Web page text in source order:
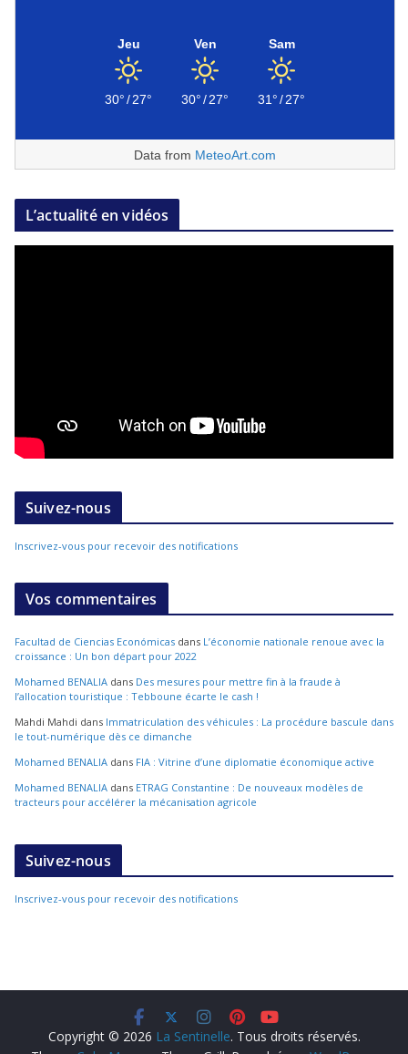
Jeu
30°/27°
Ven
30°/27°
Sam
31°/27°
Data from MeteoArt.com
L’actualité en vidéos
Suivez-nous
Inscrivez-vous pour recevoir des notifications
Vos commentaires
Facultad de Ciencias Económicas dans L’économie nationale renoue avec la
croissance : Un bon départ pour 2022
Mohamed BENALIA dans Des mesures pour mettre fin à la fraude à
l’allocation touristique : Tebboune écarte le cash !
Mahdi Mahdi dans Immatriculation des véhicules : La procédure bascule dans
le tout-numérique dès ce dimanche
Mohamed BENALIA dans FIA : Vitrine d’une diplomatie économique active
Mohamed BENALIA dans ETRAG Constantine : De nouveaux modèles de
tracteurs pour accélérer la mécanisation agricole
Suivez-nous
Inscrivez-vous pour recevoir des notifications
Copyright © 2026 La Sentinelle. Tous droits réservés.